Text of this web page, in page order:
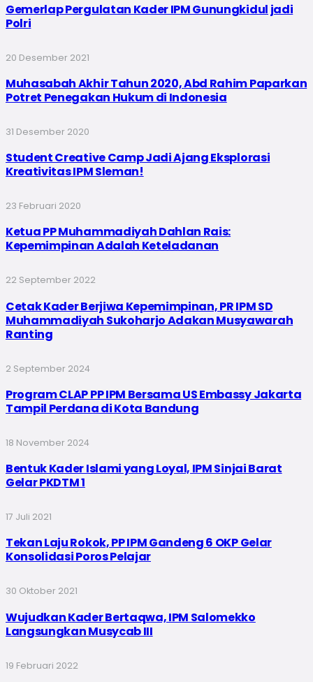
Gemerlap Pergulatan Kader IPM Gunungkidul jadi
Polri
20 Desember 2021
Muhasabah Akhir Tahun 2020, Abd Rahim Paparkan
Potret Penegakan Hukum di Indonesia
31 Desember 2020
Student Creative Camp Jadi Ajang Eksplorasi
Kreativitas IPM Sleman!
23 Februari 2020
Ketua PP Muhammadiyah Dahlan Rais:
Kepemimpinan Adalah Keteladanan
22 September 2022
Cetak Kader Berjiwa Kepemimpinan, PR IPM SD
Muhammadiyah Sukoharjo Adakan Musyawarah
Ranting
2 September 2024
Program CLAP PP IPM Bersama US Embassy Jakarta
Tampil Perdana di Kota Bandung
18 November 2024
Bentuk Kader Islami yang Loyal, IPM Sinjai Barat
Gelar PKDTM 1
17 Juli 2021
Tekan Laju Rokok, PP IPM Gandeng 6 OKP Gelar
Konsolidasi Poros Pelajar
30 Oktober 2021
Wujudkan Kader Bertaqwa, IPM Salomekko
Langsungkan Musycab III
19 Februari 2022